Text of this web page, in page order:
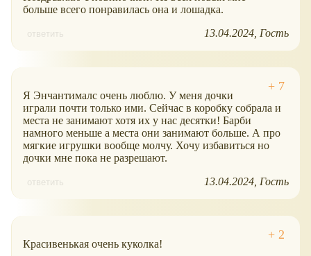
больше всего понравилась она и лошадка.
ответить 13.04.2024 Гость
Я Энчантималс очень люблю. У меня дочки
играли почти только ими. Сейчас в коробку собрала и
места не занимают хотя их у нас десятки! Барби
намного меньше а места они занимают больше. А про
мягкие игрушки вообще молчу. Хочу избавиться но
дочки мне пока не разрешают.
ответить 13.04.2024 Гость
Красивенькая очень куколка!